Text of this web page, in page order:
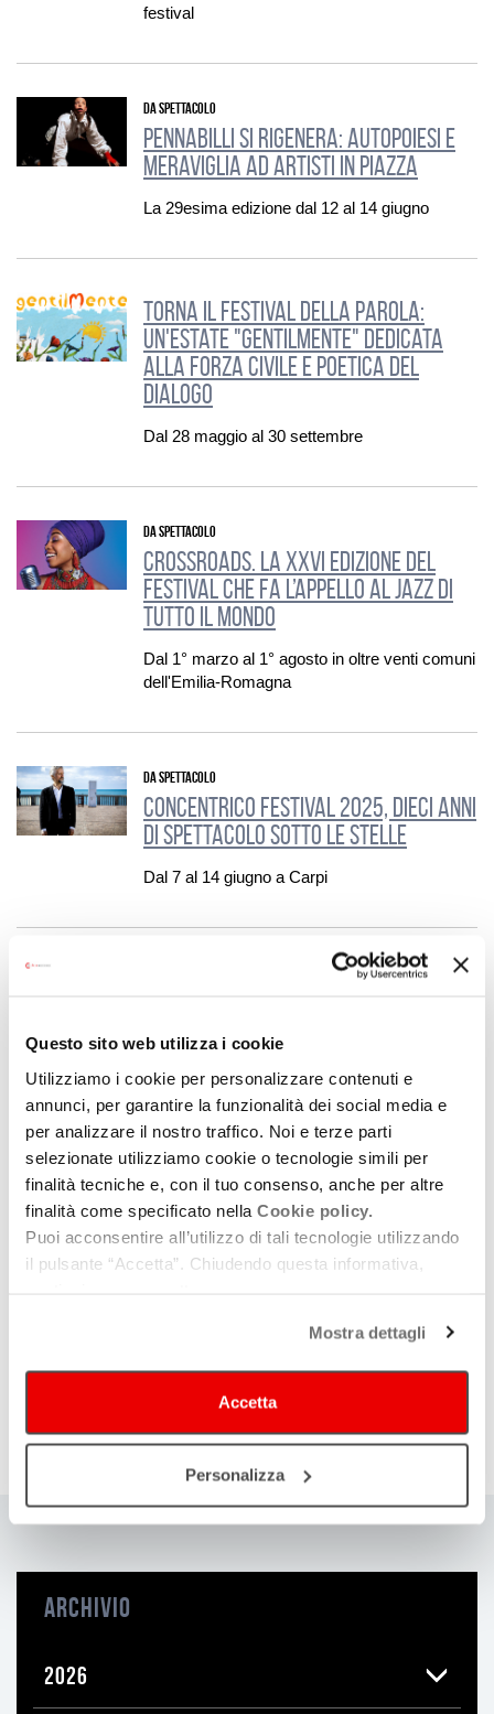
Questo sito web utilizza i cookie
Utilizziamo i cookie per personalizzare contenuti e
annunci, per garantire la funzionalità dei social media e
per analizzare il nostro traffico. Noi e terze parti
selezionate utilizziamo cookie o tecnologie simili per
finalità tecniche e, con il tuo consenso, anche per altre
finalità come specificato nella Cookie policy.
Puoi acconsentire all’utilizzo di tali tecnologie utilizzando
il pulsante “Accetta”. Chiudendo questa informativa,
Mostra dettagli
Accetta
Personalizza
festival
DA SPETTACOLO
Pennabilli si rigenera: autopoiesi e
meraviglia ad Artisti in Piazza
La 29esima edizione dal 12 al 14 giugno
Torna il Festival della Parola:
un'estate "gentilMente" dedicata
alla forza civile e poetica del
dialogo
Dal 28 maggio al 30 settembre
DA SPETTACOLO
Crossroads. La XXVI Edizione del
festival che fa l’appello al jazz di
tutto il mondo
Dal 1° marzo al 1° agosto in oltre venti comuni
dell'Emilia-Romagna
DA SPETTACOLO
Concentrico Festival 2025, dieci anni
di spettacolo sotto le stelle
Dal 7 al 14 giugno a Carpi
Musica per tutti, nei luoghi più belli:
e Cortili
Dal 7 giugno al 7 settembre a Casalecchio di
Reno, Monte San Pietro, Sasso Marconi, Zola
Predosa e Valsamoggia
Il Festival della Lentezza celebra il
“filo rosso” che unisce storie,
persone e memorie
Dal 6 all’8 giugno a Parma
1(pagina
2 3 »
ARCHIVIO
2026